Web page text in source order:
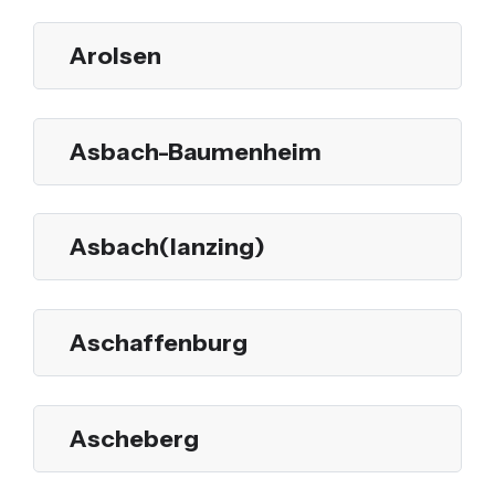
Arolsen
Asbach-Baumenheim
Asbach(lanzing)
Aschaffenburg
Ascheberg